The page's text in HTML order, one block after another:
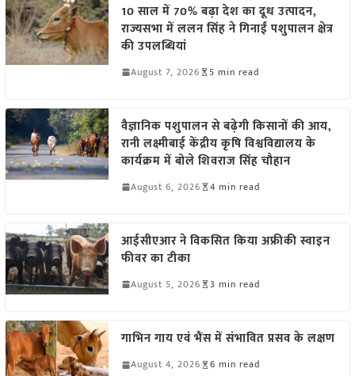
10 साल में 70% बढ़ा देश का दूध उत्पादन,
राज्यसभा में ललन सिंह ने गिनाईं पशुपालन क्षेत्र
की उपलब्धियां
August 7, 2026 5 min read
वैज्ञानिक पशुपालन से बढ़ेगी किसानों की आय,
रानी लक्ष्मीबाई केंद्रीय कृषि विश्वविद्यालय के
कार्यक्रम में बोले शिवराज सिंह चौहान
August 6, 2026 4 min read
आईसीएआर ने विकसित किया अफ्रीकी स्वाइन
फीवर का टीका
August 5, 2026 3 min read
गाभिन गाय एवं भैंस में संभावित प्रसव के लक्षण
August 4, 2026 6 min read